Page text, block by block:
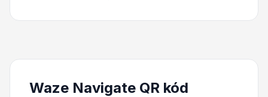
Waze Navigate QR kód